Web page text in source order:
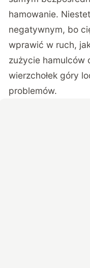
hamowanie.
negatywnym, bo
wprawić w ruch,
zużycie hamulców
wierzchołek góry
problemów.